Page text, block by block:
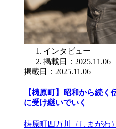
インタビュー
掲載日：2025.11.06
掲載日：2025.11.06
【梼原町】昭和から続く
に受け継いでいく
梼原町四万川（しまがわ